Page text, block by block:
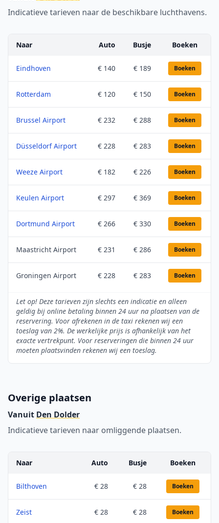
Indicatieve tarieven naar de beschikbare luchthavens.
Naar Auto Busje Boeken
Eindhoven € 140 € 189 Boeken
Rotterdam € 120 € 150 Boeken
Brussel Airport € 232 € 288 Boeken
Düsseldorf Airport € 228 € 283 Boeken
Weeze Airport € 182 € 226 Boeken
Keulen Airport € 297 € 369 Boeken
Dortmund Airport € 266 € 330 Boeken
Maastricht Airport € 231 € 286 Boeken
Groningen Airport € 228 € 283 Boeken
Let op! Deze tarieven zijn slechts een indicatie en alleen
geldig bij online betaling binnen 24 uur na plaatsen van de
reservering. Voor afrekenen in de taxi rekenen wij een
toeslag van 2%. De werkelijke prijs is afhankelijk van het
exacte vertrekpunt. Voor reserveringen die binnen 24 uur
moeten plaatsvinden rekenen wij een toeslag.
Overige plaatsen
Vanuit Den Dolder
Indicatieve tarieven naar omliggende plaatsen.
Naar Auto Busje Boeken
Bilthoven € 28 € 28 Boeken
Zeist € 28 € 28 Boeken